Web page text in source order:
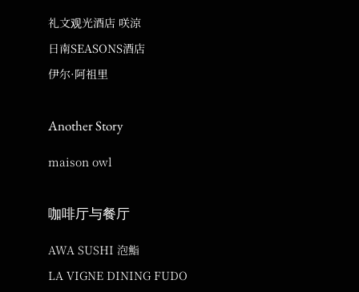
礼文观光酒店 咲涼
日南SEASONS酒店
伊尔·阿祖里
Another Story
maison owl
咖啡厅与餐厅
AWA SUSHI 泡鮨
LA VIGNE DINING FUDO